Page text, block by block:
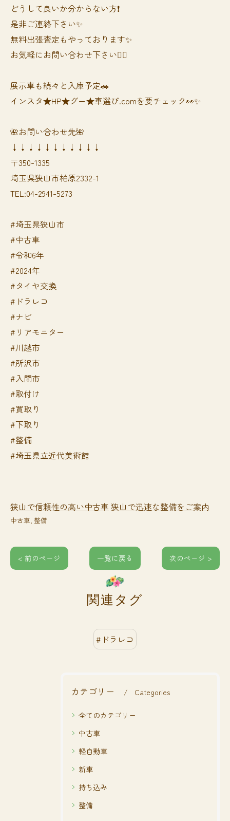
どうして良いか分からない方❗️
是非ご連絡下さい✨
無料出張査定もやっております✨
お気軽にお問い合わせ下さい🙆‍♀️
展示車も続々と入庫予定🚗
インスタ★HP★グー★車選び.comを要チェック👀✨
🌺お問い合わせ先🌺
↓↓↓↓↓↓↓↓↓↓↓
〒350-1335
埼玉県狭山市柏原2332-1
TEL:04-2941-5273
#埼玉県狭山市
#中古車
#令和6年
#2024年
#タイヤ交換
#ドラレコ
#ナビ
#リアモニター
#川越市
#所沢市
#入間市
#取付け
#買取り
#下取り
#整備
#埼玉県立近代美術館
狭山で信頼性の高い中古車 狭山で迅速な整備をご案内
中古車 整備
< 前のページ 一覧に戻る 次のページ >
関連タグ
#ドラレコ
カテゴリー Categories
全てのカテゴリー
中古車
軽自動車
新車
持ち込み
整備